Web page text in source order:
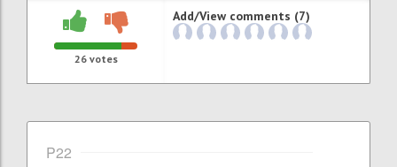
26votes
Add/View comments (7)
P22